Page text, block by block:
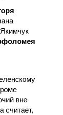
вне
считает,